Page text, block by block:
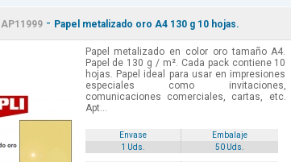
AP11999- Papel metalizado oro A4 130 g 10 hojas.
Papel metalizado en color oro tamaño A4.
Papel de 130 g / m². Cada pack contiene 10
hojas. Papel ideal para usar en impresiones
especiales como invitaciones,
comunicaciones comerciales, cartas, etc.
Apt...
Envase
Embalaje
1 Uds.
50 Uds.